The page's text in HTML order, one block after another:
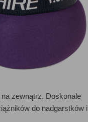
zewnątrz. Doskonale
do nadgarstków i